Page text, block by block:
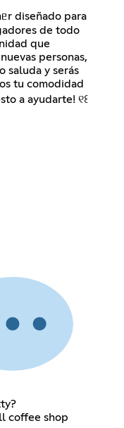
diseñado para
de todo
que
personas,
saluda y serás
tu comodidad
a ayudarte! ୧꒰
coffee shop